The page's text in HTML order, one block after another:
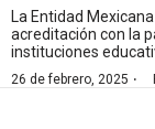
La Entidad
acreditación con la
instituciones
26 de febrero, 2025 ·